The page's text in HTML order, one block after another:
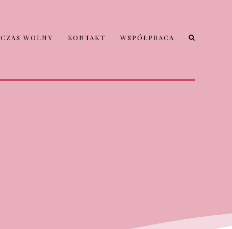
CZAS WOLNY KONTAKT WSPÓŁPRACA